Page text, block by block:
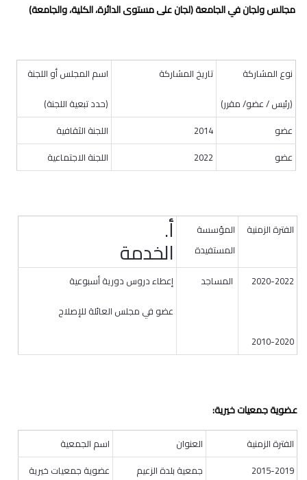
مجالس ولجان في الجامعة (لجان على مستوى الدائرة، الكلية، والجامعة)
نوع المشاركة
(رئيس / عضو/ مقرر)
تاريخ المشاركة
اسم المجلس أو اللجنة
(حدد تبعية اللجنة)
عضو
2014
اللجنة الثقافية
عضو
2022 اللجنة الاجتماعية
الفترة الزمنية
المؤسسة
المستفيدة
أ‌.
الخدمة
2020-2022
2010-2020
المساجد
إعطاء دروس دورية أسبوعية
عضو في مجلس العائلة للإصلاح
عضوية جمعيات خيرية:
الفترة الزمنية العنوان
اسم الجمعية
2015-2019
جمعية بلدة الزعيم
عضوية جمعيات خيرية